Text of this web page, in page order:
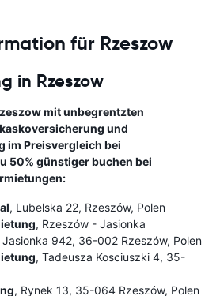
für Rzeszow
in Rzeszow
mit unbegrentzten
und
im Preisvergleich bei
50% günstiger buchen bei
, Lubelska 22, Rzeszów, Polen
, Rzeszów - Jasionka
942, 36-002 Rzeszów, Polen
, Tadeusza Kosciuszki 4, 35-
, Rynek 13, 35-064 Rzeszów, Polen